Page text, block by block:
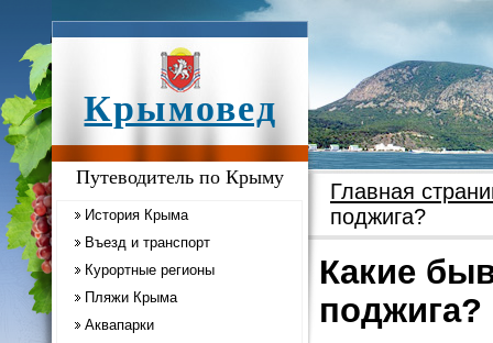
Крымовед
Путеводитель по Крыму
История Крыма
Въезд и транспорт
Курортные регионы
Пляжи Крыма
Аквапарки
Главная
поджига?
Какие
поджига?